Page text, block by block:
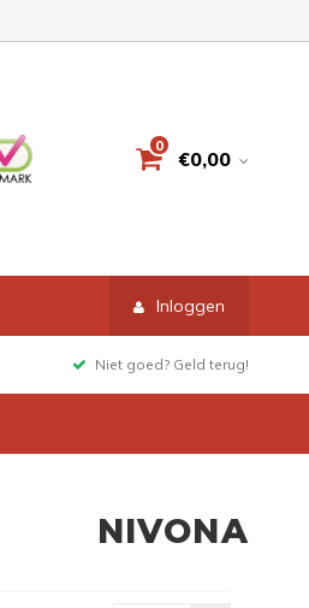
0
€0,00
Inloggen
Niet goed? Geld terug!
NIVONA